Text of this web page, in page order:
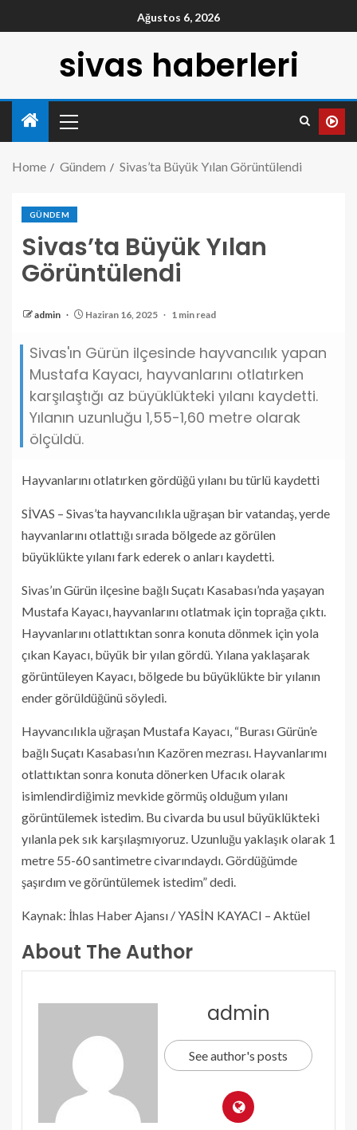
Ağustos 6, 2026
sivas haberleri
Home Gündem Sivas’ta Büyük Yılan Görüntülendi
GÜNDEM
Sivas’ta Büyük Yılan
Görüntülendi
admin Haziran 16, 2025 1 min read
Sivas'ın Gürün ilçesinde hayvancılık yapan
Mustafa Kayacı, hayvanlarını otlatırken
karşılaştığı az büyüklükteki yılanı kaydetti.
Yılanın uzunluğu 1,55-1,60 metre olarak
ölçüldü.
Hayvanlarını otlatırken gördüğü yılanı bu türlü kaydetti
SİVAS – Sivas’ta hayvancılıkla uğraşan bir vatandaş, yerde
hayvanlarını otlattığı sırada bölgede az görülen
büyüklükte yılanı fark ederek o anları kaydetti.
Sivas’ın Gürün ilçesine bağlı Suçatı Kasabası’nda yaşayan
Mustafa Kayacı, hayvanlarını otlatmak için toprağa çıktı.
Hayvanlarını otlattıktan sonra konuta dönmek için yola
çıkan Kayacı, büyük bir yılan gördü. Yılana yaklaşarak
görüntüleyen Kayacı, bölgede bu büyüklükte bir yılanın
ender görüldüğünü söyledi.
Hayvancılıkla uğraşan Mustafa Kayacı, “Burası Gürün’e
bağlı Suçatı Kasabası’nın Kazören mezrası. Hayvanlarımı
otlattıktan sonra konuta dönerken Ufacık olarak
isimlendirdiğimiz mevkide görmüş olduğum yılanı
görüntülemek istedim. Bu civarda bu usul büyüklükteki
yılanla pek sık karşılaşmıyoruz. Uzunluğu yaklaşık olarak 1
metre 55-60 santimetre civarındaydı. Gördüğümde
şaşırdım ve görüntülemek istedim” dedi.
Kaynak: İhlas Haber Ajansı / YASİN KAYACI – Aktüel
About The Author
admin
See author's posts